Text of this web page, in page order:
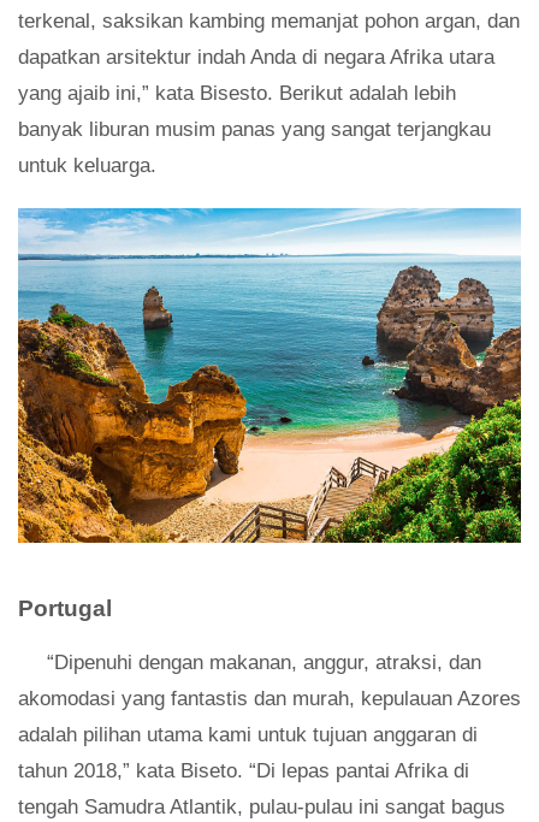
terkenal, saksikan kambing memanjat pohon argan, dan
dapatkan arsitektur indah Anda di negara Afrika utara
yang ajaib ini,” kata Bisesto. Berikut adalah lebih
banyak liburan musim panas yang sangat terjangkau
untuk keluarga.
Portugal
“Dipenuhi dengan makanan, anggur, atraksi, dan
akomodasi yang fantastis dan murah, kepulauan Azores
adalah pilihan utama kami untuk tujuan anggaran di
tahun 2018,” kata Biseto. “Di lepas pantai Afrika di
tengah Samudra Atlantik, pulau-pulau ini sangat bagus